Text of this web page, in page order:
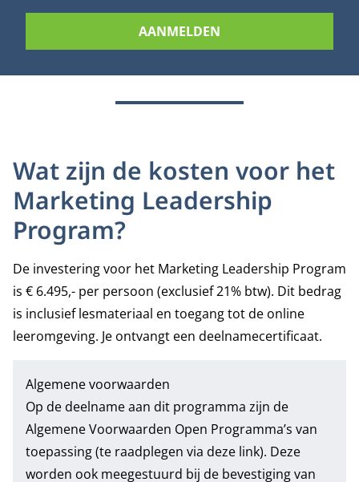
AANMELDEN
Wat zijn de kosten voor het
Marketing Leadership
Program?
De investering voor het Marketing Leadership Program
is € 6.495,- per persoon (exclusief 21% btw). Dit bedrag
is inclusief lesmateriaal en toegang tot de online
leeromgeving. Je ontvangt een deelnamecertificaat.
Algemene voorwaarden
Op de deelname aan dit programma zijn de
Algemene Voorwaarden Open Programma’s van
toepassing (te raadplegen via deze link). Deze
worden ook meegestuurd bij de bevestiging van